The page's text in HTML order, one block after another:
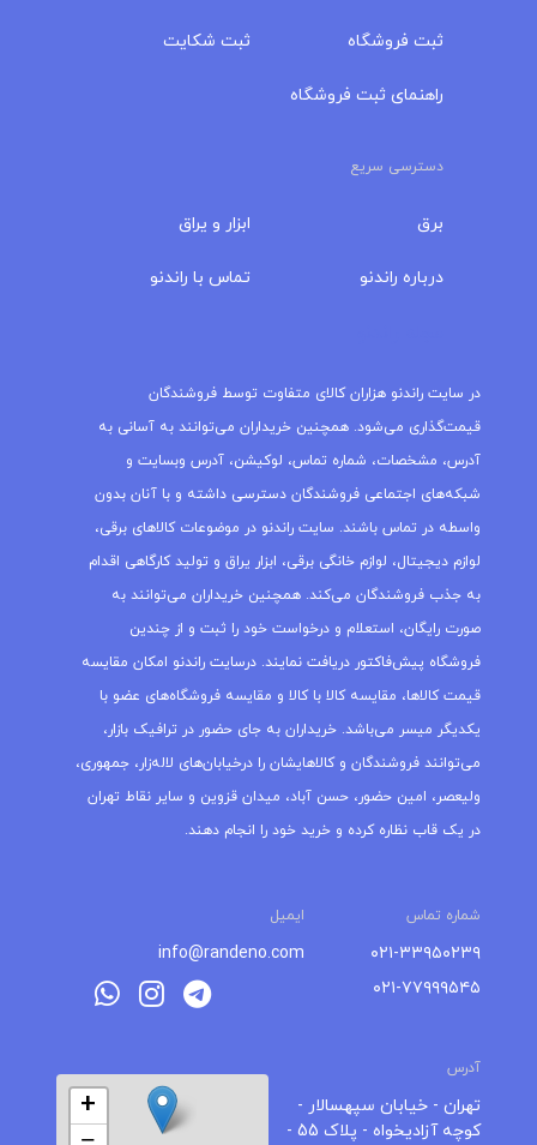
ثبت فروشگاه
راهنمای ثبت فروشگاه
ثبت شکایت
دسترسی سریع
برق
درباره‌ راندنو
ابزار و یراق
تماس با راندنو
در سایت راندنو هزاران کالای متفاوت توسط فروشندگان
قیمت‌گذاری می‌شود. همچنین خریداران می‌توانند به آسانی به
آدرس، مشخصات، شماره تماس، لوکیشن، آدرس وبسایت و
شبکه‌های اجتماعی فروشندگان دسترسی داشته و با آنان بدون
واسطه در تماس باشند. سایت راندنو در موضوعات کالاهای برقی،
لوازم دیجیتال، لوازم خانگی برقی، ابزار یراق و تولید کارگاهی اقدام
به جذب فروشندگان می‌کند. همچنین خریداران می‌توانند به
صورت رایگان، استعلام و درخواست خود را ثبت و از چندین
فروشگاه پیش‌فاکتور دریافت نمایند. درسایت راندنو امکان مقایسه
قیمت کالاها، مقایسه کالا با کالا و مقایسه فروشگاه‌های عضو با
یکدیگر میسر می‌باشد. خریداران به جای حضور در ترافیک بازار،
می‌توانند فروشندگان و کالاهایشان را درخیابان‌های لاله‌زار، جمهوری،
ولیعصر، امین حضور، حسن آباد، میدان قزوین و سایر نقاط تهران
در یک قاب نظاره کرده و خرید خود را انجام دهند.
شماره تماس ایمیل
۰۲۱-۳۳۹۵۰۲۳۹
۰۲۱-۷۷۹۹۹۵۴۵
info@randeno.com
آدرس
تهران - خیابان سپهسالار -
کوچه آزادیخواه - پلاک 55 -
+